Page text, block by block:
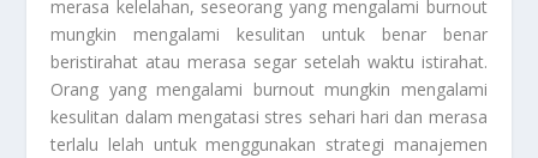
merasa kelelahan, seseorang yang mengalami burnout
mungkin mengalami kesulitan untuk benar benar
beristirahat atau merasa segar setelah waktu istirahat.
Orang yang mengalami burnout mungkin mengalami
kesulitan dalam mengatasi stres sehari hari dan merasa
terlalu lelah untuk menggunakan strategi manajemen